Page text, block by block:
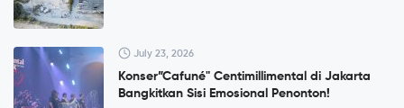
July 23, 2026
Konser”Cafuné" Centimillimental di Jakarta
Bangkitkan Sisi Emosional Penonton!